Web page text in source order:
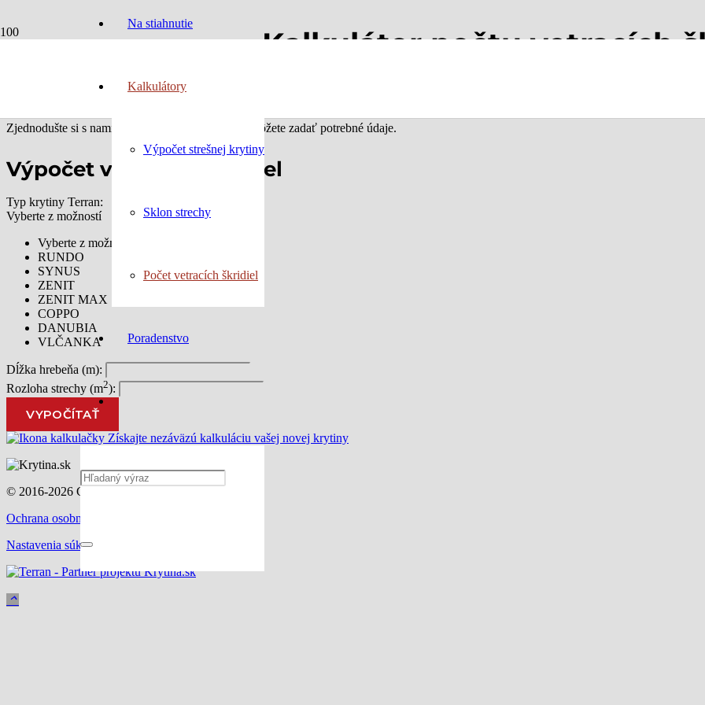
Na stiahnutie
Kalkulátory
Výpočet strešnej krytiny
Sklon strechy
Počet vetracích škridiel
Poradenstvo
Kalkulátor počtu vetracích
Správny počet vetracích škridiel je kľúčový, ak sa chcete vyhnúť poškodeniu strešnej konštrukcie a predĺžiť jej životnosť. Vypočítajte si,
Zjednodušte si s nami plánovanie strechy. Nižšie môžete zadať potrebné údaje.
Výpočet vetracích škridiel
Typ krytiny Terran:
Vyberte z možností
Vyberte z možností
RUNDO
SYNUS
ZENIT
ZENIT MAX
COPPO
DANUBIA
VLČANKA
Dĺžka hrebeňa (m):
Rozloha strechy (m2):
VYPOČÍTAŤ
Získajte nezáväzú kalkuláciu vašej novej krytiny
© 2016-2026 Grown by
Ochrana osobných údajov
Nastavenia súkromia
keyboard_arrow_up